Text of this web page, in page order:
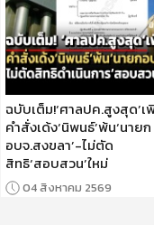
ฉบับเต็ม!‘ศาลปค.สูงสุด’เ
คำสั่งเด้ง‘นิพนธ์’พ้น‘นายก
อบจ.สงขลา’-ไม่ตัด
สิทธิ‘สอบสวน’ใหม่
04 สิงหาคม 2569